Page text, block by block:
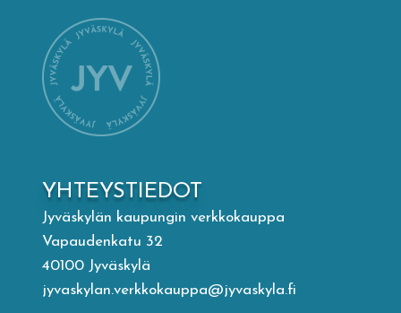
Kirjasto
Visit Jyvaskyla Region
Lasten Lysti & LystiKylä-festivaali
Ohje
YHTEYSTIEDOT
Jyväskylän kaupungin verkkokauppa
Vapaudenkatu 32
40100 Jyväskylä
jyvaskylan.verkkokauppa@jyvaskyla.fi